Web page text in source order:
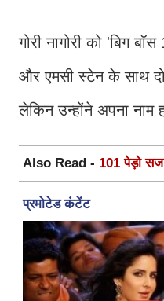
गोरी नागोरी को 'बिग
और एमसी स्टेन के साथ
लेकिन उन्होंने अपना नाम
Also Read - 101 पेड़ो